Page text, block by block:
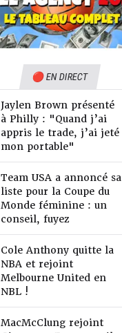
🔴 EN DIRECT
Jaylen Brown présenté
à Philly : "Quand j’ai
appris le trade, j’ai jeté
mon portable"
Team USA a annoncé sa
liste pour la Coupe du
Monde féminine : un
conseil, fuyez
Cole Anthony quitte la
NBA et rejoint
Melbourne United en
NBL !
MacMcClung rejoint